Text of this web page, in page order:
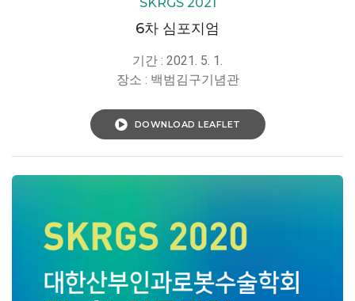
6차 심포지엄
기간 : 2021. 5. 1.
장소 : 백범김구기념관
DOWNLOAD LEAFLET